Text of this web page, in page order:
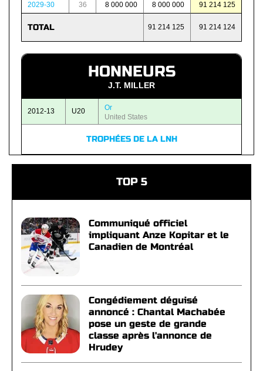
2029-30 36 8 000 000 8 000 000 91 214 125
TOTAL 91 214 125 91 214 124
HONNEURS
J.T. MILLER
2012-13 U20
Or
United States
TROPHÉES DE LA LNH
TOP 5
Communiqué officiel
impliquant Anze Kopitar et le
Canadien de Montréal
Congédiement déguisé
annoncé : Chantal Machabée
pose un geste de grande
classe après l'annonce de
Hrudey